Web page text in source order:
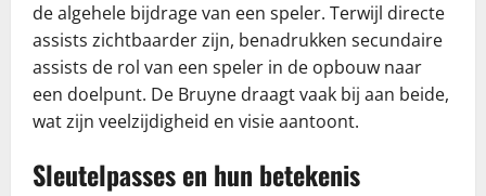
de algehele bijdrage van een speler. Terwijl directe
assists zichtbaarder zijn, benadrukken secundaire
assists de rol van een speler in de opbouw naar
een doelpunt. De Bruyne draagt vaak bij aan beide,
wat zijn veelzijdigheid en visie aantoont.
Sleutelpasses en hun betekenis